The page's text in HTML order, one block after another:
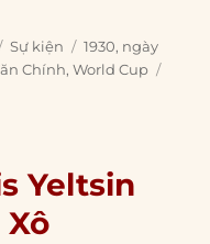
Categories
Sự kiện Tags
1930, ngày
Chính,World Cup
Yeltsin